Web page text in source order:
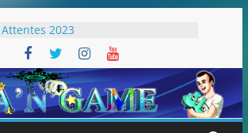
Attentes 2023
Rétrospective 2022
« Splatoon 3 est-il nécessaire ? »
« Dans les coulisses des JV Harry
Potter »
Pokémon Écarlate : ceci est une
révolution (ou pas) !